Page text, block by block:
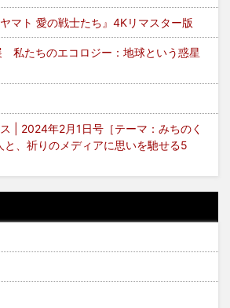
ヤマト 愛の戦士たち』4Kリマスター版
私たちのエコロジー：地球という惑星
| 2024年2月1日号［テーマ：みちのく
と、祈りのメディアに思いを馳せる5